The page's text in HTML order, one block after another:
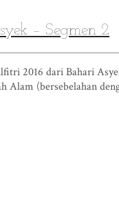
– Segmen 2
2016 dari Bahari
Alam (bersebelahan